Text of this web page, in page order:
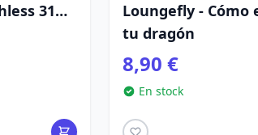
31
Loungefly - Cómo
tu dragón
8,90 €
En stock